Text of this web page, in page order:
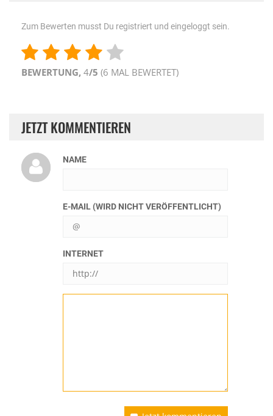
Zum Bewerten musst Du registriert und eingeloggt sein.
BEWERTUNG, 4/5 (6 MAL BEWERTET)
JETZT KOMMENTIEREN
NAME
E-MAIL (WIRD NICHT VERÖFFENTLICHT)
INTERNET